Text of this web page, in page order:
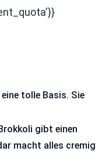
tolle Basis. Sie
gibt einen
macht alles cremig